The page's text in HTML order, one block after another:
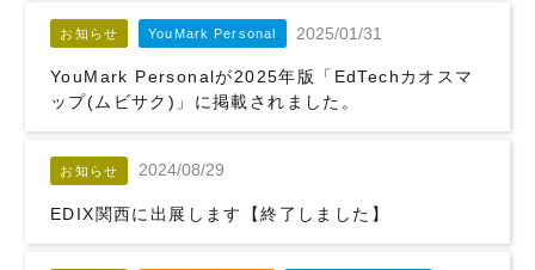
お知らせ YouMark Personal 2025/01/31
YouMark Personalが2025年版「EdTechカオスマ
ップ(ムビサク)」に掲載されました。
お知らせ 2024/08/29
EDIX関西に出展します【終了しました】